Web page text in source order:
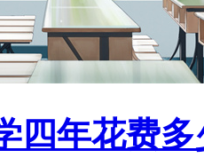
四年花费多